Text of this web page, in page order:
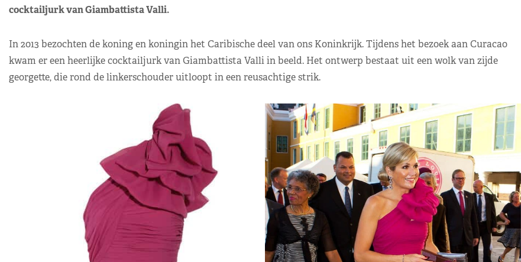
cocktailjurk van Giambattista Valli.
In 2013 bezochten de koning en koningin het Caribische deel van ons Koninkrijk. Tijdens het bezoek aan Curacao
kwam er een heerlijke cocktailjurk van Giambattista Valli in beeld. Het ontwerp bestaat uit een wolk van zijde
georgette, die rond de linkerschouder uitloopt in een reusachtige strik.